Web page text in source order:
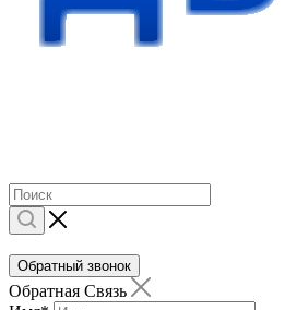
Обратный звонок
Обратная Связь